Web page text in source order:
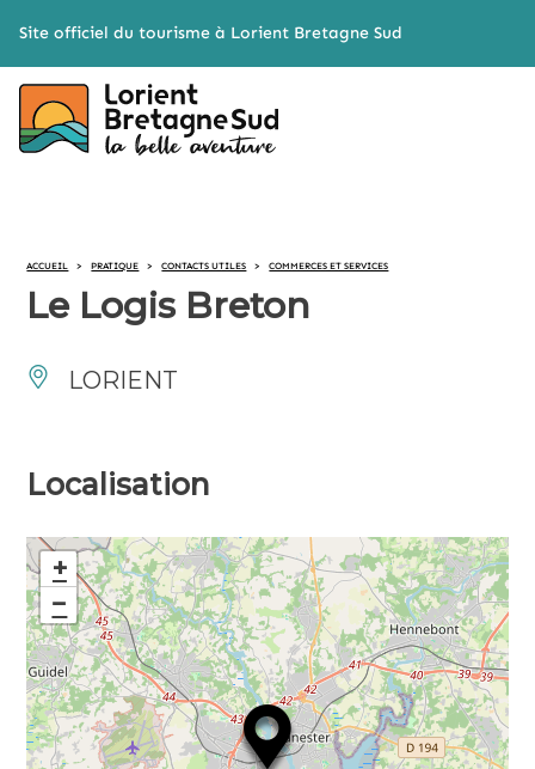
Site officiel du tourisme à Lorient Bretagne Sud
ACCUEIL > PRATIQUE > CONTACTS UTILES > COMMERCES ET SERVICES
Le Logis Breton
LORIENT
Localisation
+
−